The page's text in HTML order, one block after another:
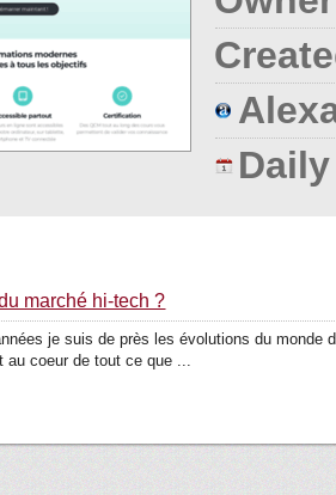
marché hi-tech ?
je suis de près les évolutions du
au coeur de tout ce que ...